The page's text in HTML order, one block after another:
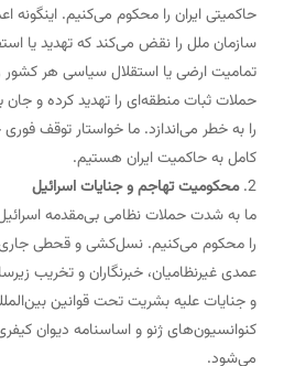
سازمان ملل را نقض می‌کند که تهدید یا
تمامیت ارضی یا استقلال سیاسی هر کشور
حملات ثبات منطقه‌ای را تهدید کرده و جان
را به خطر می‌اندازد. ما خواستار توقف
کامل به حاکمیت ایران هستیم.
محکومیت تهاجم و جنایات اسرائیل
ما به شدت حملات نظامی بی‌مقدمه
را محکوم می‌کنیم. نسل‌کشی و قحطی
عمدی غیرنظامیان، خبرنگاران و تخریب
و جنایات علیه بشریت تحت قوانین
کنوانسیون‌های ژنو و اساسنامه دیوان
می‌شود.